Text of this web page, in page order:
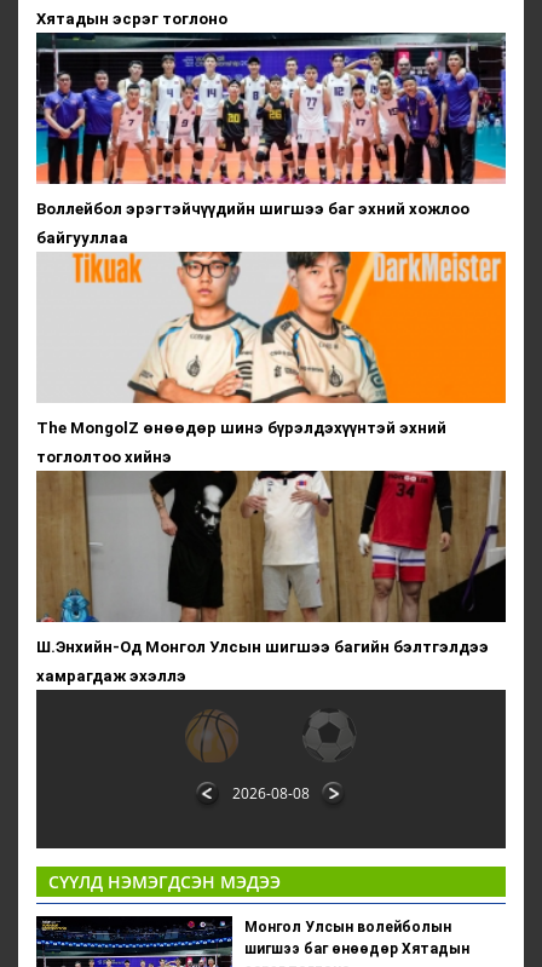
Хятадын эсрэг тоглоно
Воллейбол эрэгтэйчүүдийн шигшээ баг эхний хожлоо
байгууллаа
The MongolZ өнөөдөр шинэ бүрэлдэхүүнтэй эхний
тоглолтоо хийнэ
Ш.Энхийн-Од Монгол Улсын шигшээ багийн бэлтгэлдээ
хамрагдаж эхэллэ
2026-08-08
СҮҮЛД НЭМЭГДСЭН МЭДЭЭ
Монгол Улсын волейболын
шигшээ баг өнөөдөр Хятадын